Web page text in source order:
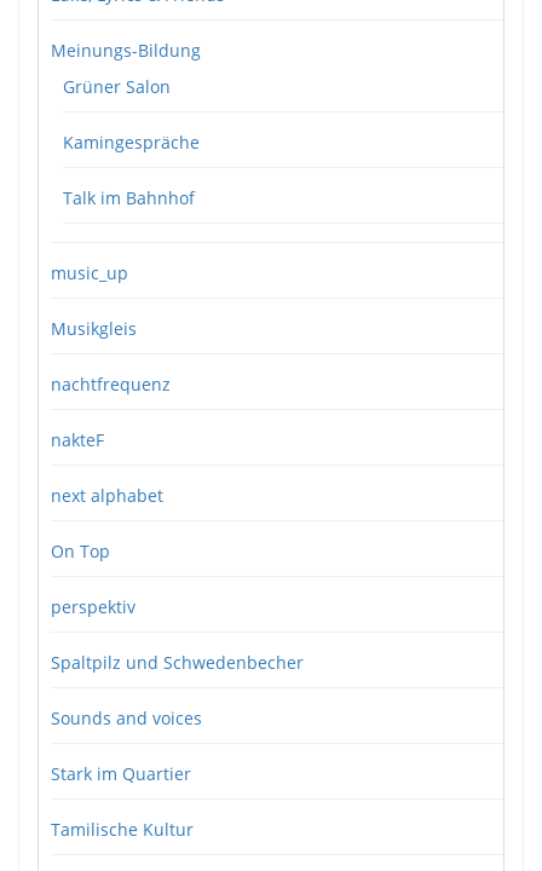
Meinungs-Bildung
Grüner Salon
Kamingespräche
Talk im Bahnhof
music_up
Musikgleis
nachtfrequenz
nakteF
next alphabet
On Top
perspektiv
Spaltpilz und Schwedenbecher
Sounds and voices
Stark im Quartier
Tamilische Kultur